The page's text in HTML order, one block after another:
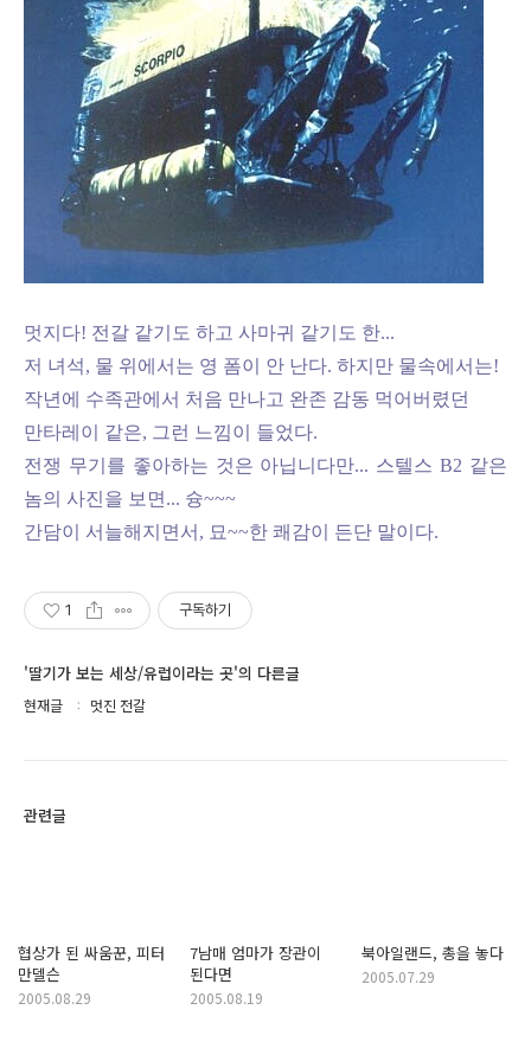
멋지다! 전갈 같기도 하고 사마귀 같기도 한...
저 녀석, 물 위에서는 영 폼이 안 난다. 하지만 물속에서는!
작년에 수족관에서 처음 만나고 완존 감동 먹어버렸던
만타레이 같은, 그런 느낌이 들었다.
전쟁 무기를 좋아하는 것은 아닙니다만... 스텔스 B2 같은
놈의 사진을 보면... 슝~~~
간담이 서늘해지면서, 묘~~한 쾌감이 든단 말이다.
1 구독하기
'딸기가 보는 세상/유럽이라는 곳'의 다른글
현재글 멋진 전갈
관련글
협상가 된 싸움꾼, 피터
만델슨
2005.08.29
7남매 엄마가 장관이
된다면
2005.08.19
북아일랜드, 총을 놓다
2005.07.29